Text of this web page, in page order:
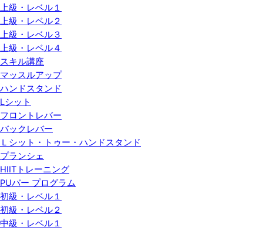
上級・レベル１
上級・レベル２
上級・レベル３
上級・レベル４
スキル講座
マッスルアップ
ハンドスタンド
Lシット
フロントレバー
バックレバー
Ｌシット・トゥー・ハンドスタンド
プランシェ
HIITトレーニング
PUバー プログラム
初級・レベル１
初級・レベル２
中級・レベル１